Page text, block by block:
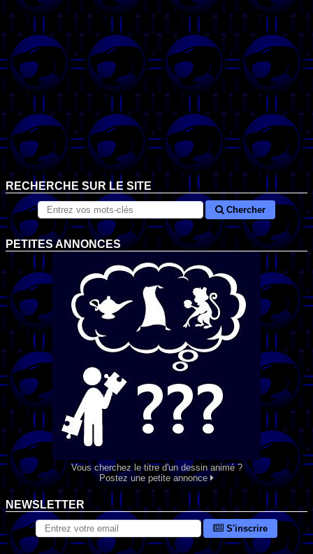
RECHERCHE SUR LE SITE
Chercher
PETITES ANNONCES
Vous cherchez le titre d'un dessin animé ?
Postez une petite annonce
NEWSLETTER
S'inscrire